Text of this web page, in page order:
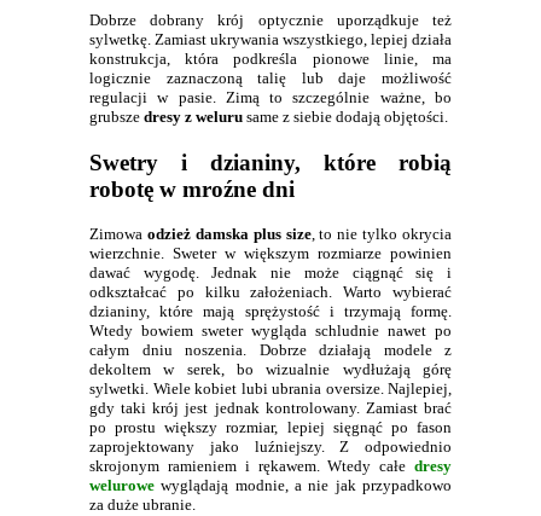
Dobrze dobrany krój optycznie uporządkuje też
sylwetkę. Zamiast ukrywania wszystkiego, lepiej działa
konstrukcja, która podkreśla pionowe linie, ma
logicznie zaznaczoną talię lub daje możliwość
regulacji w pasie. Zimą to szczególnie ważne, bo
grubsze dresy z weluru same z siebie dodają objętości.
Swetry i dzianiny, które robią
robotę w mroźne dni
Zimowa odzież damska plus size, to nie tylko okrycia
wierzchnie. Sweter w większym rozmiarze powinien
dawać wygodę. Jednak nie może ciągnąć się i
odkształcać po kilku założeniach. Warto wybierać
dzianiny, które mają sprężystość i trzymają formę.
Wtedy bowiem sweter wygląda schludnie nawet po
całym dniu noszenia. Dobrze działają modele z
dekoltem w serek, bo wizualnie wydłużają górę
sylwetki. Wiele kobiet lubi ubrania oversize. Najlepiej,
gdy taki krój jest jednak kontrolowany. Zamiast brać
po prostu większy rozmiar, lepiej sięgnąć po fason
zaprojektowany jako luźniejszy. Z odpowiednio
skrojonym ramieniem i rękawem. Wtedy całe dresy
welurowe wyglądają modnie, a nie jak przypadkowo
za duże ubranie.